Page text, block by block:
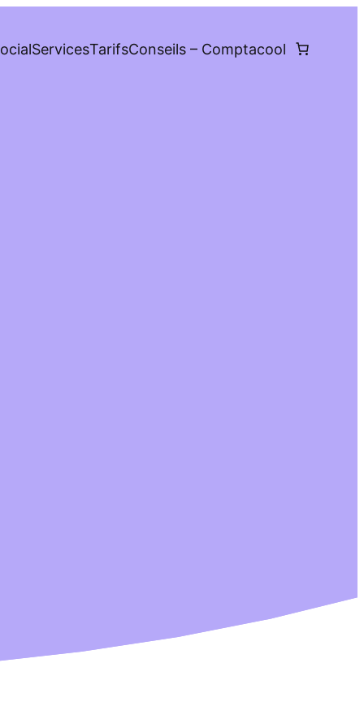
ServicesTarifsConseils – Comptacool